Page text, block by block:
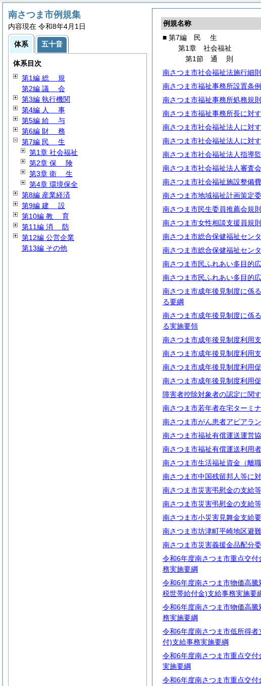
例規名称
■ 第7編
民 生
第1章 社会福祉
第1節 通 則
南さつま市社会福祉法施行細則
南さつま市福祉事務所設置条例
南さつま市福祉事務所処務規則
南さつま市福祉事務所長に対
南さつま市社会福祉法人に対
南さつま市社会福祉法人に対
南さつま市社会福祉法人指導
南さつま市社会福祉法人審査
南さつま市社会福祉施設整備
南さつま市地域福祉計画策定
南さつま市民生委員推薦会規則
南さつま市女性相談支援員規則
南さつま市総合保健福祉セン
南さつま市総合保健福祉セン
南さつま市民ふれあい多目的
南さつま市民ふれあい多目的
南さつま市成年後見制度に係
る要綱
南さつま市成年後見制度に係
る実施要領
南さつま市成年後見制度利用
南さつま市成年後見制度利用
南さつま市成年後見制度利用
南さつま市成年後見制度利用
障害者控除対象者の認定に関
南さつま市若年者在宅ターミ
南さつま市がん患者アピアラ
南さつま市福祉有償運送運営
南さつま市福祉有償運送利用
南さつま市生活福祉資金（離
南さつま市中国残留邦人等に
南さつま市災害弔慰金の支給
南さつま市災害弔慰金の支給
南さつま市小災害見舞金支給
南さつま市坊津町平崎地区避
南さつま市災害義援金品配分
令和6年度南さつま市重点交
務実施要綱
令和6年度南さつま市物価高
税世帯給付金)支給事務実施要
令和6年度南さつま市物価高
務実施要綱
令和6年度南さつま市低所得
付)支給事務実施要綱
令和6年度南さつま市重点交
実施要綱
令和6年度南さつま市重点交
南さつま市例規集
内容現在 令和8年4月1日
体系 五十音
体系目次
第1編 総 規
第2編 議 会
第3編 執行機関
第4編 人 事
第5編 給 与
第6編 財 務
第7編 民 生
第1章 社会福祉
第2章 保
険
第3章 衛 生
第4章 環境保全
第8編 産業経済
第9編 建 設
第10編 教 育
第11編 消 防
第12編 公営企業
第13編 その他